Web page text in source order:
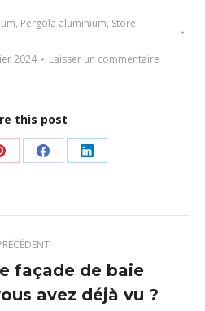
, Pergola aluminium, Store
2024 Laisser un commentaire
this post
Partager
Facebook
Partager
LinkedIn
Article
précédent
façade de baie
avez déjà vu ?